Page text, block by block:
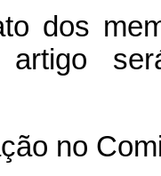
dos
no